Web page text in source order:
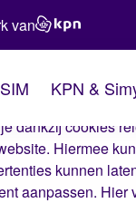
deze cookies
dankzij cookies
Hiermee
kunnen
aanpassen. Hier
van
KPN &